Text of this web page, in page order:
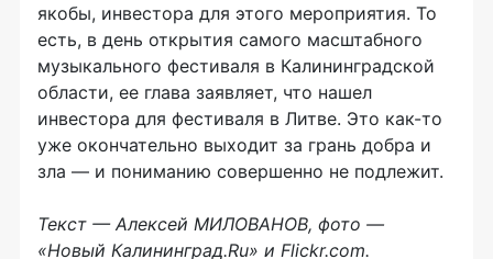
якобы, инвестора для этого мероприятия. То
есть, в день открытия самого масштабного
музыкального фестиваля в Калининградской
области, ее глава заявляет, что нашел
инвестора для фестиваля в Литве. Это как-то
уже окончательно выходит за грань добра и
зла — и пониманию совершенно не подлежит.
Текст — Алексей МИЛОВАНОВ, фото —
«Новый Калининград.Ru» и Flickr.com.